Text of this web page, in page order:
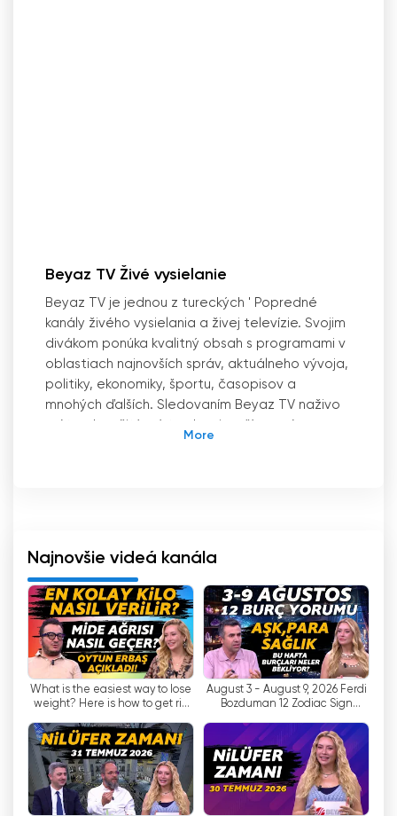
Beyaz TV Živé vysielanie
Beyaz TV je jednou z tureckých ' Popredné
kanály živého vysielania a živej televízie. Svojim
divákom ponúka kvalitný obsah s programami v
oblastiach najnovších správ, aktuálneho vývoja,
politiky, ekonomiky, športu, časopisov a
mnohých ďalších. Sledovaním Beyaz TV naživo
mája 2010 a odvtedy úspešne pokračuje vo
svojom vysielacom živote. Beyaz TV spravuje
Kanal Beyaz Televizyon Radyo Yayıncılığı Sanayi
ve Ticaret A. Ş.
Neexistujú žiadne definitívne informácie o
vlastníctve kanála a spoločnosti. Všeobecne sa
predpokladá, že ju vlastní Osman Gökçek, syn
bývalého starostu Ankary Meliha Gökçeka. V
tejto veci však nebolo vydané žiadne oficiálne
vyhlásenie.
Osman Gökçek je generálnym koordinátorom
televízie Beyaz. Osman Gökçek vykonáva
Najnovšie videá kanála
What is the easiest way to lose
weight? Here is how to get rid
explains
August 3 - August 9, 2026 Ferdi
Bozduman 12 Zodiac Sign